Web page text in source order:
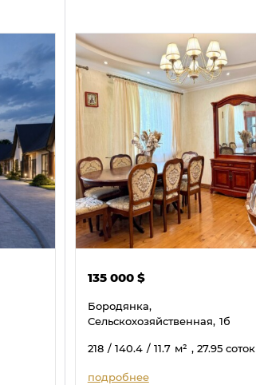
135 000 $
Бородянка,
Сельскохозяйственная, 1б
218 / 140.4 / 11.7 м² , 27.95 соток
подробнее